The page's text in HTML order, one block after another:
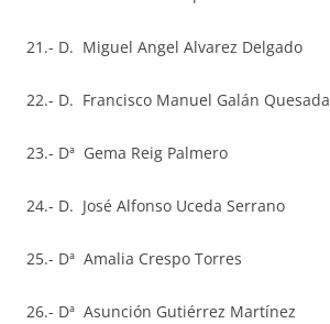
21.- D. Miguel Angel Alvarez Delgado
22.- D. Francisco Manuel Galán Quesada
23.- Dª Gema Reig Palmero
24.- D. José Alfonso Uceda Serrano
25.- Dª Amalia Crespo Torres
26.- Dª Asunción Gutiérrez Martínez